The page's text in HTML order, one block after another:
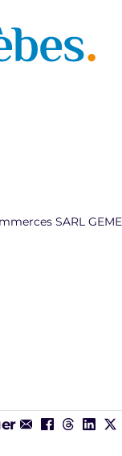
SARL GEME